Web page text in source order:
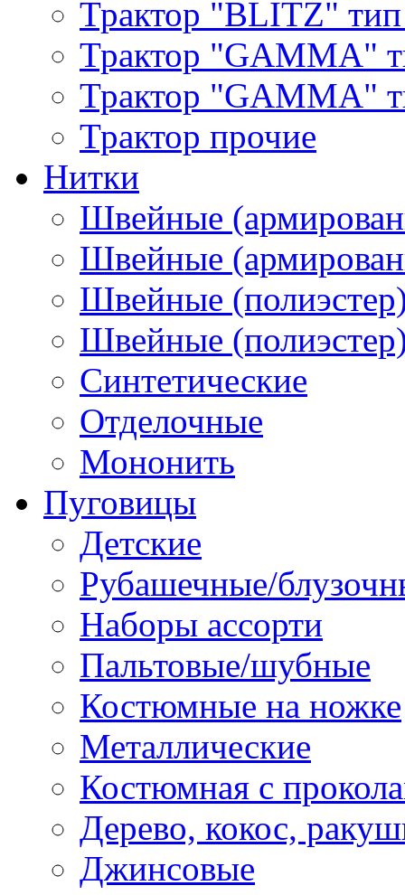
Трактор "BLITZ"
Трактор "GAMMA"
Трактор "GAMMA"
Трактор прочие
Нитки
Швейные
Швейные
Швейные
Швейные
Синтетические
Отделочные
Мононить
Пуговицы
Детские
Рубашечные/
Наборы ассорти
Пальтовые/шубные
Костюмные на ножке
Металлические
Костюмная с
Дерево, кокос,
Джинсовые